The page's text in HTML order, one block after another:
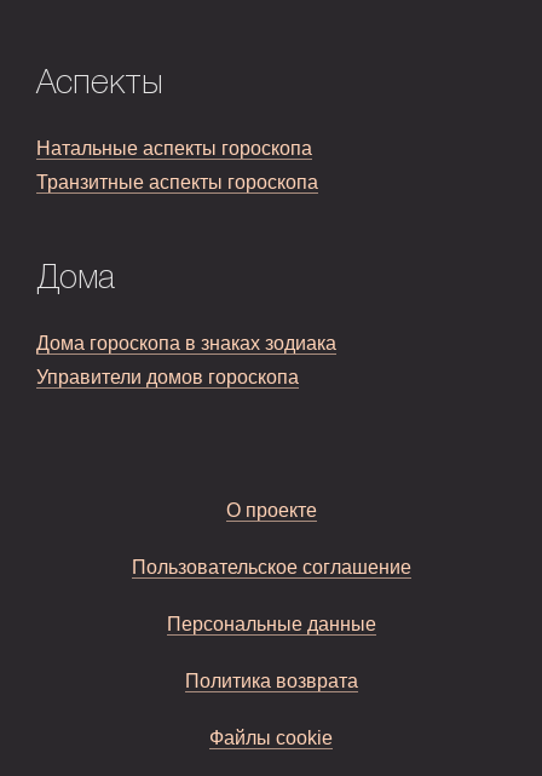
Аспекты
Натальные аспекты гороскопа
Транзитные аспекты гороскопа
Дома
Дома гороскопа в знаках зодиака
Управители домов гороскопа
О проекте
Пользовательское соглашение
Персональные данные
Политика возврата
Файлы cookie